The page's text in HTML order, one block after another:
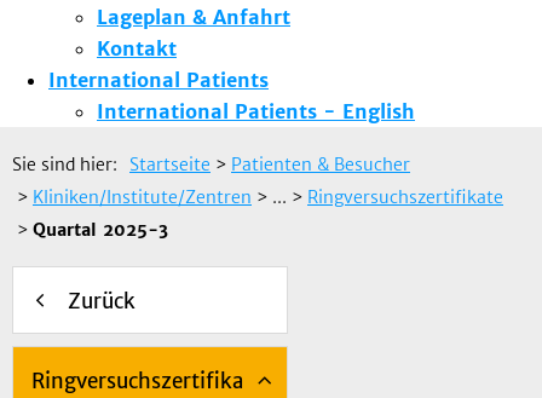
Lageplan & Anfahrt
Kontakt
International Patients
International Patients - English
Sie sind hier: Startseite > Patienten & Besucher
> Kliniken/Institute/Zentren > ... > Ringversuchszertifikate
> Quartal 2025-3
Zurück
Ringversuchszertifika